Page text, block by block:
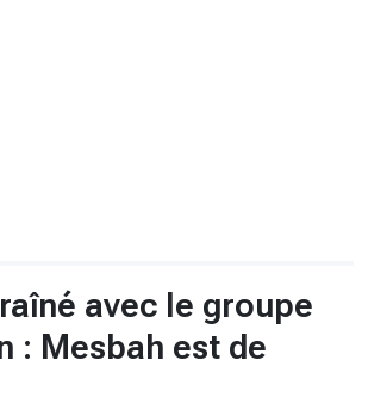
avec le groupe
: Mesbah est de